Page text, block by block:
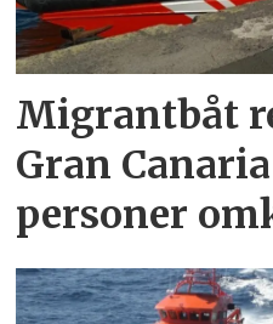
Migrantbåt
Gran
personer